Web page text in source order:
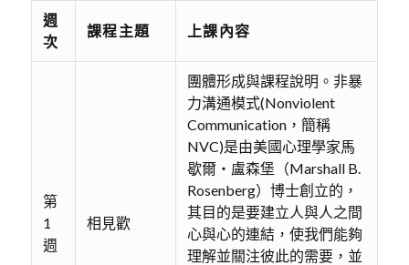
週
次
課程主題 上課內容
第
1
週
相見歡
團體形成與課程說明。非暴
力溝通模式(Nonviolent
Communication，簡稱
NVC)是由美國心理學家馬
歇爾‧盧森堡（Marshall B.
Rosenberg）博士創立的，
其目的是要建立人與人之間
心與心的連結，使我們能夠
理解並關注彼此的需要，並